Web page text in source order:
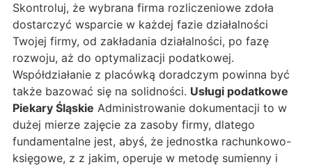
Skontroluj, że wybrana firma rozliczeniowe zdoła
dostarczyć wsparcie w każdej fazie działalności
Twojej firmy, od zakładania działalności, po fazę
rozwoju, aż do optymalizacji podatkowej.
Współdziałanie z placówką doradczym powinna być
także bazować się na solidności. Usługi podatkowe
Piekary Śląskie Administrowanie dokumentacji to w
dużej mierze zajęcie za zasoby firmy, dlatego
fundamentalne jest, abyś, że jednostka rachunkowo-
księgowe, z z jakim, operuje w metodę sumienny i